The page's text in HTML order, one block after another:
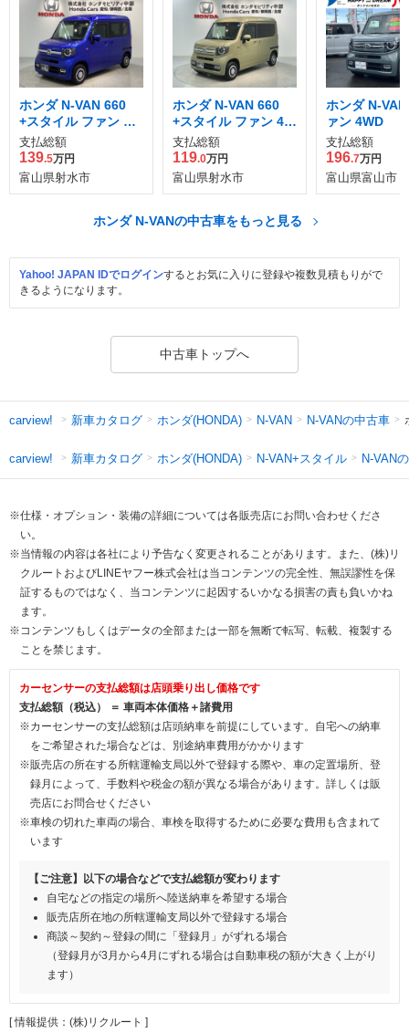
ホンダ N-VAN 660
+スタイル ファン タ
ーボ
支払総額
139.5万円
富山県射水市
ホンダ N-VAN 660
+スタイル ファン 4W
D
支払総額
119.0万円
富山県射水市
ホンダ N-
ァン 4WD
支払総額
196.7万円
富山県富山市
ホンダ N-VANの中古車をもっと見る
Yahoo! JAPAN IDでログインするとお気に入りに登録や複数見積もりがで
きるようになります。
中古車トップへ
carview! 新車カタログ ホンダ(HONDA) N-VAN N-VANの中古車
carview! 新車カタログ ホンダ(HONDA) N-VAN+スタイル N-VAN
※仕様・オプション・装備の詳細については各販売店にお問い合わせくださ
い。
※当情報の内容は各社により予告なく変更されることがあります。また、(株)リ
クルートおよびLINEヤフー株式会社は当コンテンツの完全性、無誤謬性を保
証するものではなく、当コンテンツに起因するいかなる損害の責も負いかね
ます。
※コンテンツもしくはデータの全部または一部を無断で転写、転載、複製する
ことを禁じます。
カーセンサーの支払総額は店頭乗り出し価格です
支払総額（税込） ＝ 車両本体価格＋諸費用
※カーセンサーの支払総額は店頭納車を前提にしています。自宅への納車
をご希望された場合などは、別途納車費用がかかります
※販売店の所在する所轄運輸支局以外で登録する際や、車の定置場所、登
録月によって、手数料や税金の額が異なる場合があります。詳しくは販
売店にお問合せください
※車検の切れた車両の場合、車検を取得するために必要な費用も含まれて
います
【ご注意】以下の場合などで支払総額が変わります
自宅などの指定の場所へ陸送納車を希望する場合
販売店所在地の所轄運輸支局以外で登録する場合
商談～契約～登録の間に「登録月」がずれる場合
（登録月が3月から4月にずれる場合は自動車税の額が大きく上がり
ます）
[ 情報提供：(株)リクルート ]